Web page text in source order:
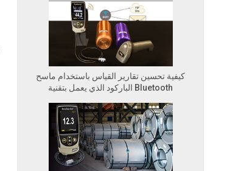
كيفية تحسين تقارير القياس باستخدام ماسح
الباركود الذي يعمل بتقنية Bluetooth